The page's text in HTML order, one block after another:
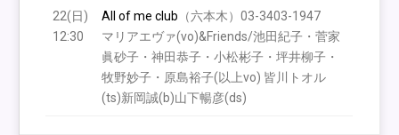
22(日)
12:30
All of me club （六本木）03-3403-1947
マリアエヴァ(vo)&Friends/池田紀子・菅家
眞砂子・神田恭子・小松彬子・坪井柳子・
牧野妙子・原島裕子(以上vo) 皆川トオル
(ts)新岡誠(b)山下暢彦(ds)